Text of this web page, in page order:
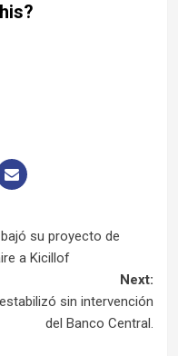
su proyecto de
a Kicillof
Next:
sin intervención
del Banco Central.